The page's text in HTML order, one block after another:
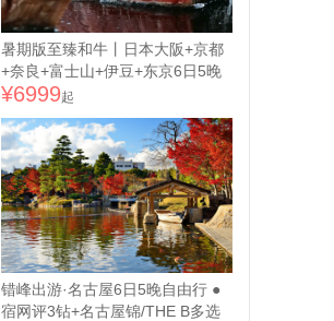
持全国联运
暑期版至臻和牛丨日本大阪+京都
+奈良+富士山+伊豆+东京6日5晚
跟团游 | 美食之旅 ● 纯玩·大阪进
东京出丨升级一晚日式温泉酒店丨
美食盛宴 包含神户和牛+日式鳗鱼
饭+日式长脚蟹涮涮锅等多顿特色
餐丨伊豆限定 城崎海岸+修善寺丨
大阪玩法三选一 全天自由活动或
环球乐园接送或免费日游丨升级中
国国际航空或东方航空往返两件
23kg 2件行李额 支持全国联运
¥6999起
错峰出游·名古屋6日5晚自由行 ●
宿网评3钻+名古屋锦/THE B多选